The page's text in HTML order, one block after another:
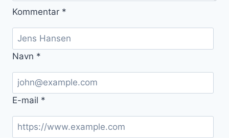
Kommentar *
Navn *
E-mail *